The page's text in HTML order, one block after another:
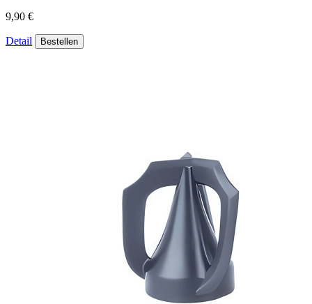
9,90 €
Detail Bestellen